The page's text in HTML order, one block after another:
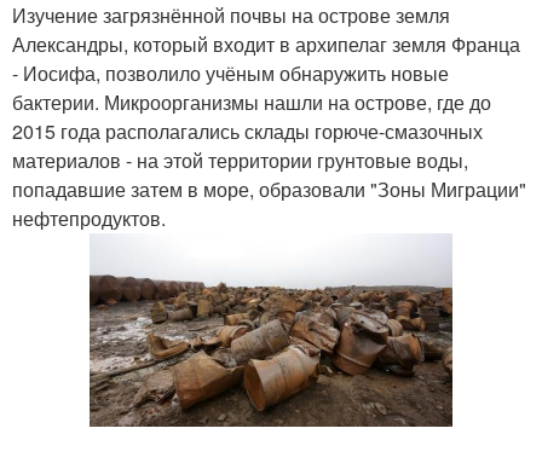
Изучение загрязнённой почвы на острове земля
Александры, который входит в архипелаг земля Франца
- Иосифа, позволило учёным обнаружить новые
бактерии. Микроорганизмы нашли на острове, где до
2015 года располагались склады горюче-смазочных
материалов - на этой территории грунтовые воды,
попадавшие затем в море, образовали "Зоны Миграции"
нефтепродуктов.